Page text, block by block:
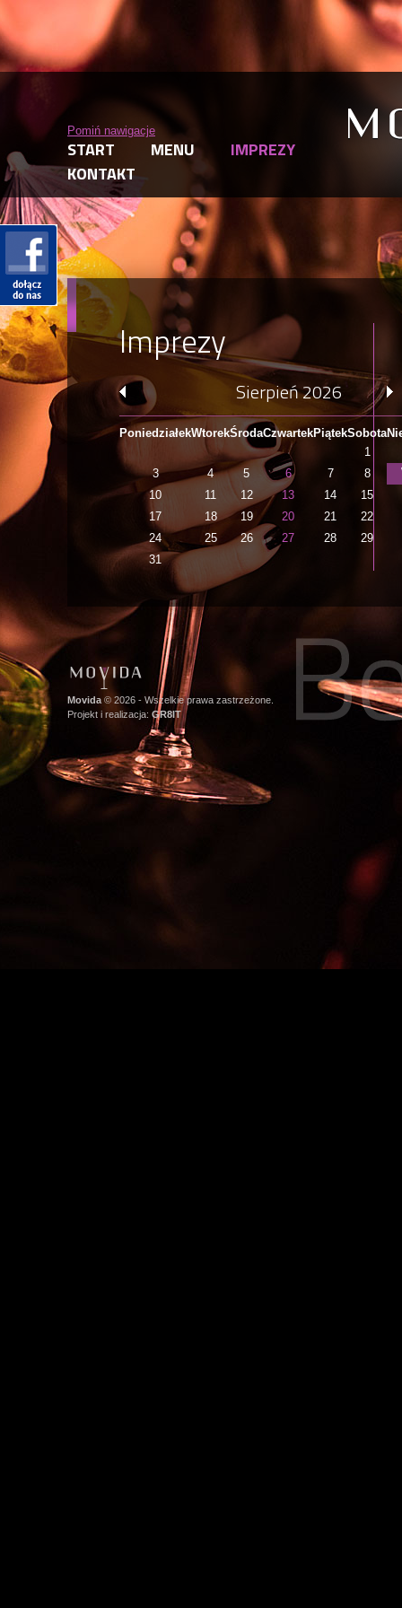
Pomiń nawigacje
START MENU
IMPREZY
KONTAKT
Imprezy
Sierpień 2026
PoniedziałekWtorekŚrodaCzwartekPiątekSobota
1
3
4 5 6 7
8
10
11 12 13 14
15
17
18 19 20 21
22
24
25 26 27 28
29
31
Movida © 2026 - Wszelkie prawa zastrzeżone.
Projekt i realizacja: GR8IT